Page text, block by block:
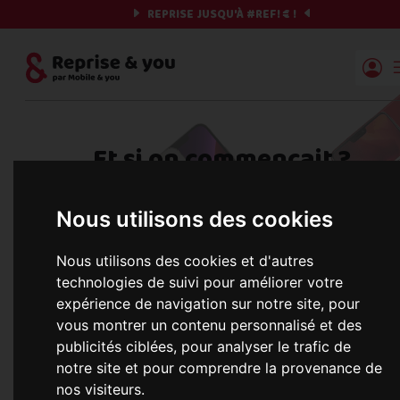
Nous utilisons des cookies
Nous utilisons des cookies et d'autres
technologies de suivi pour améliorer votre
expérience de navigation sur notre site, pour
vous montrer un contenu personnalisé et des
publicités ciblées, pour analyser le trafic de
notre site et pour comprendre la provenance de
nos visiteurs.
REPRISE JUSQU'À #REF!€ !
Reprise | Mobile & you
Et si on commençait ?
c'est parti !
Nous récupérons les meilleures
Une erreur est survenue :